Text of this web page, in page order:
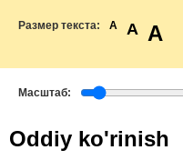
Размер текста: A A A
Масштаб:
Oddiy ko'rinish